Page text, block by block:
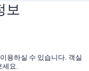
보
용하실 수 있습니다. 객실
세요.